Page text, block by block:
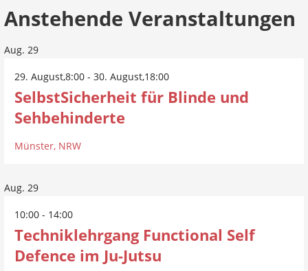
Anstehende Veranstaltungen
Aug. 29
29. August,8:00- 30. August,18:00
SelbstSicherheit für Blinde und
Sehbehinderte
Münster, NRW
Aug.29
10:00- 14:00
Techniklehrgang Functional Self
Defence im Ju-Jutsu